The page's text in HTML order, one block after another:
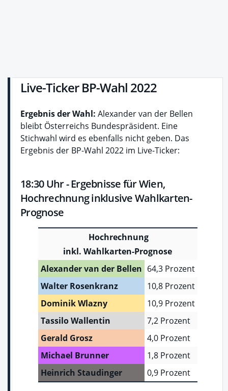
Live-Ticker BP-Wahl 2022
Ergebnis der Wahl: Alexander van der Bellen
bleibt Österreichs Bundespräsident. Eine
Stichwahl wird es ebenfalls nicht geben. Das
Ergebnis der BP-Wahl 2022 im Live-Ticker:
18:30 Uhr - Ergebnisse für Wien,
Hochrechnung inklusive Wahlkarten-
Prognose
Hochrechnung
inkl. Wahlkarten-Prognose
Alexander van der Bellen 64,3 Prozent
Walter Rosenkranz
10,8 Prozent
Dominik Wlazny
10,9 Prozent
Tassilo Wallentin
7,2 Prozent
Gerald Grosz
4,0 Prozent
Michael Brunner
1,8 Prozent
Heinrich Staudinger
0,9 Prozent